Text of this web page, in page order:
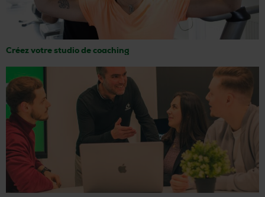
Créez votre studio de coaching